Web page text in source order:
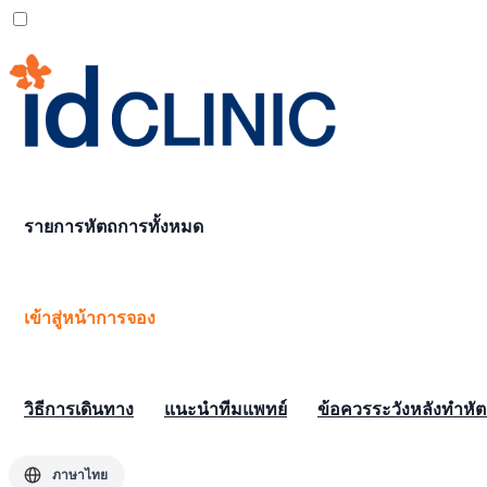
รายการหัตถการทั้งหมด
เข้าสู่หน้าการจอง
วิธีการเดินทาง แนะนำทีมแพทย์ ข้อควรระวังหลังทำหั
ภาษาไทย